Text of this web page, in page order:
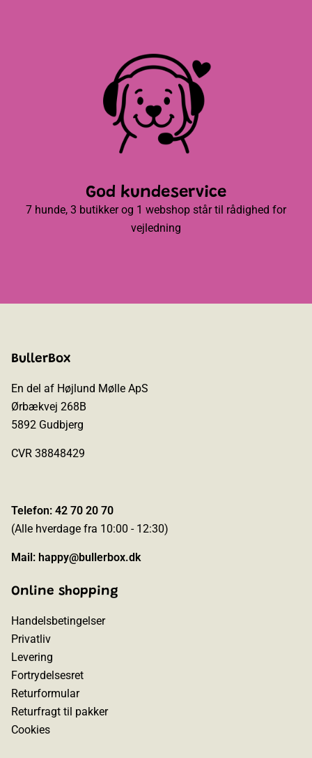
God kundeservice
7 hunde, 3 butikker og 1 webshop står til rådighed for
vejledning
BullerBox
En del af Højlund Mølle ApS
Ørbækvej 268B
5892 Gudbjerg
CVR 38848429
Telefon: 42 70 20 70
(Alle hverdage fra 10:00 - 12:30)
Mail: happy@bullerbox.dk
Online shopping
Handelsbetingelser
Privatliv
Levering
Fortrydelsesret
Returformular
Returfragt til pakker
Cookies